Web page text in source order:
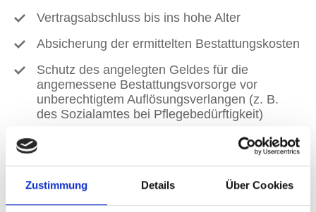
Zustimmung Details Über Cookies
Vertragsabschluss bis ins hohe Alter
Absicherung der ermittelten Bestattungskosten
Schutz des angelegten Geldes für die
angemessene Bestattungsvorsorge vor
unberechtigtem Auflösungsverlangen (z. B.
des Sozialamtes bei Pflegebedürftigkeit)
Sichere Geldanlage ohne Negativzinsen
Erhalt einer Ausfallbürgschaft für das
eingezahlte Kapital
Jährlicher Kontoauszug